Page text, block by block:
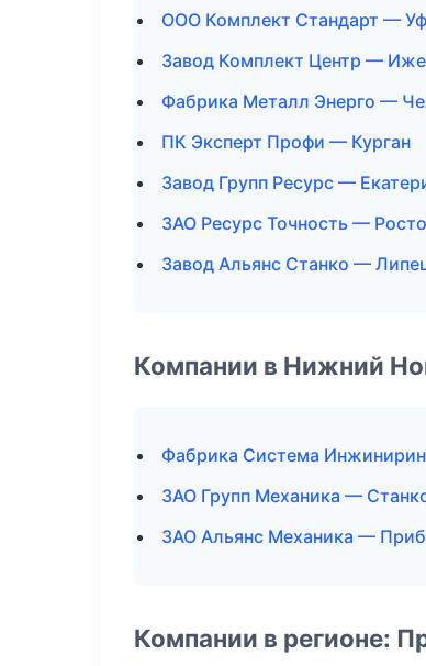
ООО Комплект Стандарт —
Завод Комплект Центр —
Фабрика Металл Энерго —
ПК Эксперт Профи — Курган
Завод Групп Ресурс —
ЗАО Ресурс Точность —
Завод Альянс Станко —
Компании в Нижний
Фабрика Система
ЗАО Групп Механика —
ЗАО Альянс Механика —
Компании в регионе: